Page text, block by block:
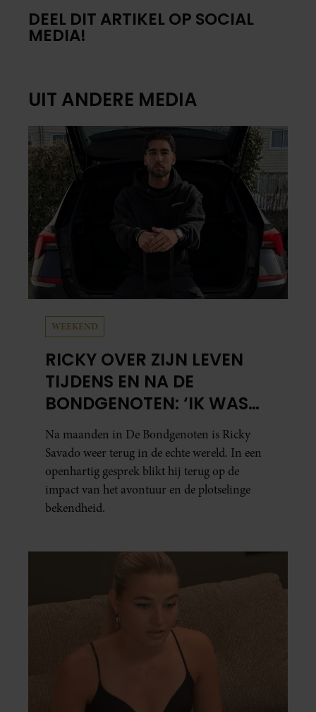
DEEL DIT ARTIKEL OP SOCIAL
MEDIA!
UIT ANDERE MEDIA
WEEKEND
RICKY OVER ZIJN LEVEN
TIJDENS EN NA DE
BONDGENOTEN: ‘IK WAS
MENTAAL EN FYSIEK
UITGEPUT’
Na maanden in De Bondgenoten is Ricky
Savado weer terug in de echte wereld. In een
openhartig gesprek blikt hij terug op de
impact van het avontuur en de plotselinge
bekendheid.